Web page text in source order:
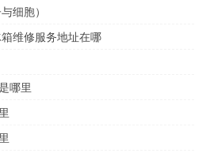
细胞）
维修服务地址在哪
哪里